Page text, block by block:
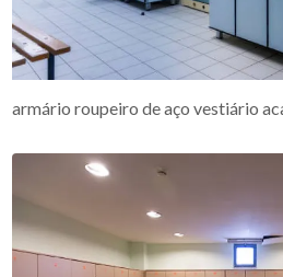
armário roupeiro de aço vestiário